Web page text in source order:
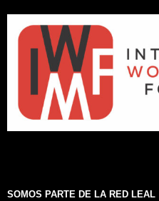
SOMOS PARTE DE LA RED LEAL